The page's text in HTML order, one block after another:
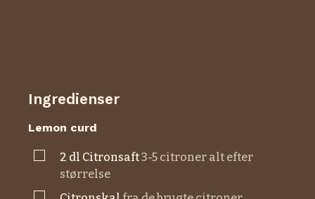
Ingredienser
Lemon curd
▢2 dl citronsaft3-5 citroner alt efter
størrelse
▢